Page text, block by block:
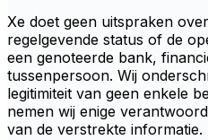
Xe doet geen uitspraken
regelgevende status of de
een genoteerde bank,
tussenpersoon. Wij
legitimiteit van geen enkele
nemen wij enige
van de verstrekte informatie.